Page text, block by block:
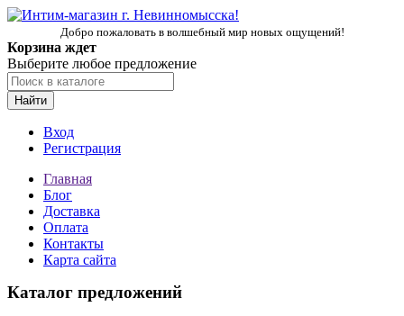
Добро пожаловать в волшебный мир новых ощущений!
Корзина ждет
Выберите любое предложение
Найти
Вход
Регистрация
Главная
Блог
Доставка
Оплата
Контакты
Карта сайта
Каталог предложений